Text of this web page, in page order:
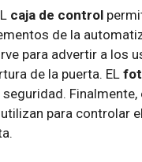
caja de control
de la
para advertir a los
de la puerta. EL
Finalmente,
utilizan para controlar